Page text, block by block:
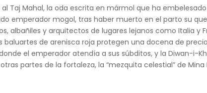
Taj Mahal, la oda escrita en mármol que ha
emperador mogol, tras haber muerto en el parto su
albañiles y arquitectos de lugares lejanos como Italia
baluartes de arenisca roja protegen una docena de
el emperador atendía a sus súbditos, y la Diwan-i-
partes de la fortaleza, la “mezquita celestial” de